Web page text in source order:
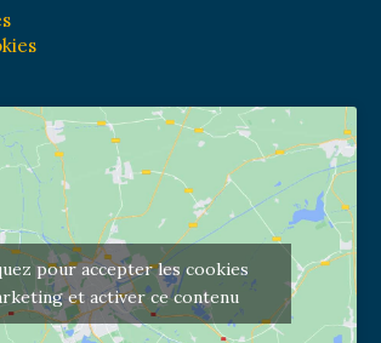
pour accepter les cookies
et activer ce contenu